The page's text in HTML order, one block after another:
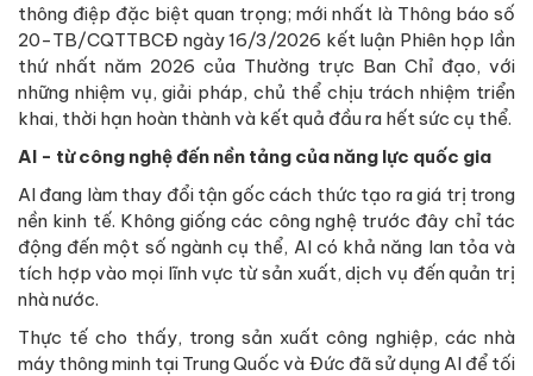
thông điệp đặc biệt quan trọng; mới nhất là Thông báo số
20-TB/CQTTBCĐ ngày 16/3/2026 kết luận Phiên họp lần
thứ nhất năm 2026 của Thường trực Ban Chỉ đạo, với
những nhiệm vụ, giải pháp, chủ thể chịu trách nhiệm triển
khai, thời hạn hoàn thành và kết quả đầu ra hết sức cụ thể.
AI - từ công nghệ đến nền tảng của năng lực quốc gia
AI đang làm thay đổi tận gốc cách thức tạo ra giá trị trong
nền kinh tế. Không giống các công nghệ trước đây chỉ tác
động đến một số ngành cụ thể, AI có khả năng lan tỏa và
tích hợp vào mọi lĩnh vực từ sản xuất, dịch vụ đến quản trị
nhà nước.
Thực tế cho thấy, trong sản xuất công nghiệp, các nhà
máy thông minh tại Trung Quốc và Đức đã sử dụng AI để tối